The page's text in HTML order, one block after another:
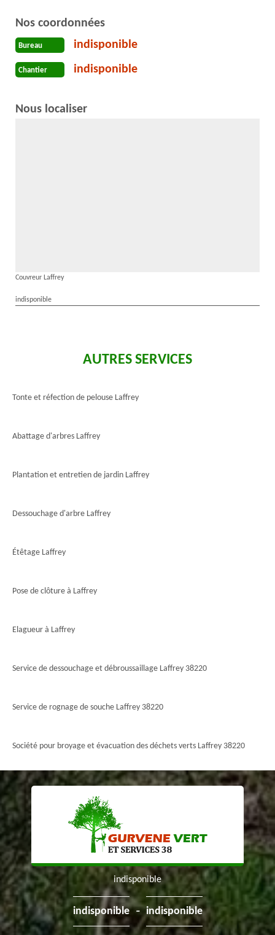
Nos coordonnées
Bureau indisponible
Chantier indisponible
Nous localiser
Couvreur Laffrey
indisponible
AUTRES SERVICES
Tonte et réfection de pelouse Laffrey
Abattage d'arbres Laffrey
Plantation et entretien de jardin Laffrey
Dessouchage d'arbre Laffrey
Étêtage Laffrey
Pose de clôture à Laffrey
Elagueur à Laffrey
Service de dessouchage et débroussaillage Laffrey 38220
Service de rognage de souche Laffrey 38220
Société pour broyage et évacuation des déchets verts Laffrey 38220
indisponible
indisponible - indisponible